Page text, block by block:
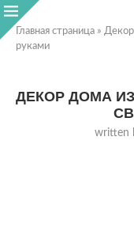
Главная страница » Декор
руками
ДЕКОР ДОМА
written